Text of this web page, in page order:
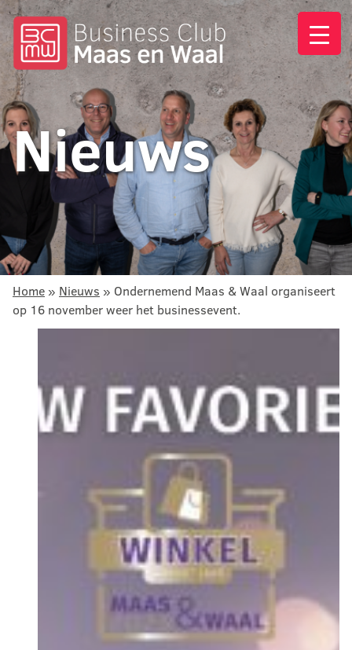
Nieuws
Home » Nieuws » Ondernemend Maas & Waal organiseert
op 16 november weer het businessevent.